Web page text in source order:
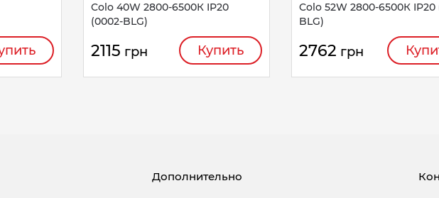
Colo 40W 2800-6500К IP20
(0002-BLG)
2115 грн Купить
Colo 52W 2800-6500К IP20
BLG)
2762 грн
Дополнительно